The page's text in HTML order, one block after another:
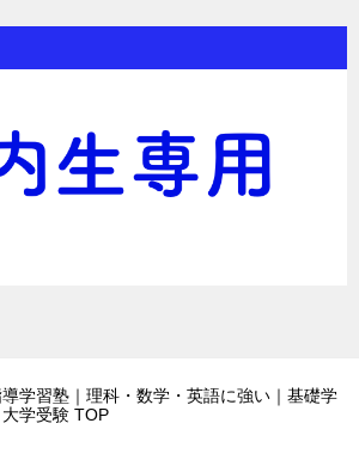
学習塾｜理科・数学・英語に強い｜基礎学
学受験 TOP